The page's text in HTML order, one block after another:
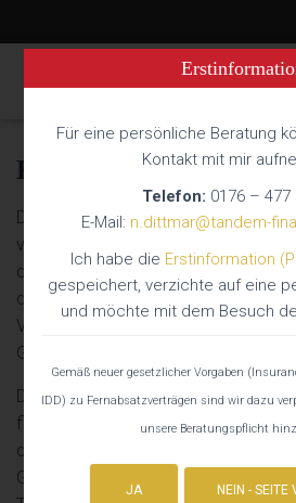
Kfz-
Die KFZ Haftpflichtversicherung ist
vorgeschriebene
deckt die Schadenersatzansprüche,
durch den Betrieb ihres KFZ,
Verkehrsunfall, entstehen.
Gefährdungshaftung)
Der selbstgewählte Teilkaskoschutz
finanziellen Folgen aufgrund Schäden
durch Brand, Explosion, Diebstahl,
Glasschäden sowie Zusammenstoß
Für eine persönliche Beratung
Kontakt mit mir
Telefon: 0176 – 477
E-Mail: n.dittmar@tandem-
Ich habe die Erstinformation
gespeichert, verzichte auf eine
und möchte mit dem Besuch
Gemäß neuer gesetzlicher Vorgaben
IDD) zu Fernabsatzverträgen sind wir dazu
unsere Beratungspflicht